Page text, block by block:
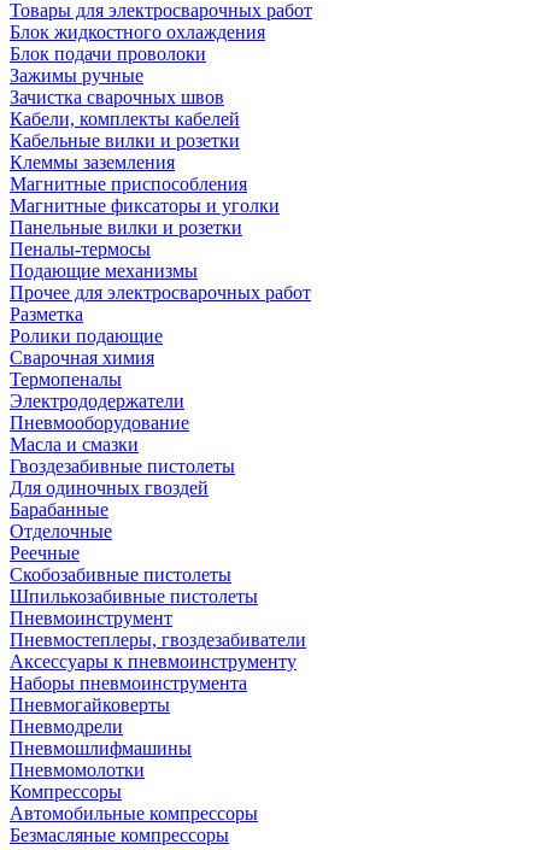
Товары для электросварочных работ
Блок жидкостного охлаждения
Блок подачи проволоки
Зажимы ручные
Зачистка сварочных швов
Кабели, комплекты кабелей
Кабельные вилки и розетки
Клеммы заземления
Магнитные приспособления
Магнитные фиксаторы и уголки
Панельные вилки и розетки
Пеналы-термосы
Подающие механизмы
Прочее для электросварочных работ
Разметка
Ролики подающие
Сварочная химия
Термопеналы
Электрододержатели
Пневмооборудование
Масла и смазки
Гвоздезабивные пистолеты
Для одиночных гвоздей
Барабанные
Отделочные
Реечные
Скобозабивные пистолеты
Шпилькозабивные пистолеты
Пневмоинструмент
Пневмостеплеры, гвоздезабиватели
Аксессуары к пневмоинструменту
Наборы пневмоинструмента
Пневмогайковерты
Пневмодрели
Пневмошлифмашины
Пневмомолотки
Компрессоры
Автомобильные компрессоры
Безмасляные компрессоры